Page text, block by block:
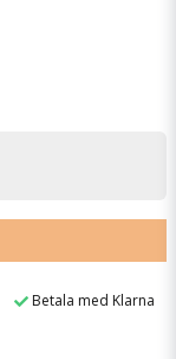
Betala med Klarna